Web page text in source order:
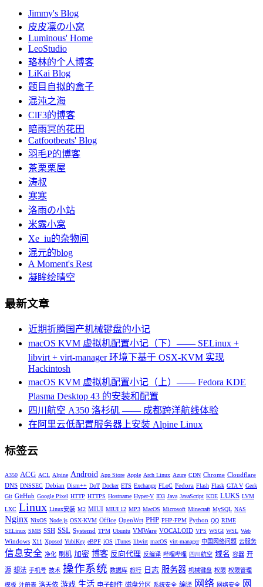
Jimmy's Blog
皮皮凛の小窝
Luminous' Home
LeoStudio
珞林的个人博客
LiKai Blog
题目自拟的盒子
混沌之海
ClF3的博客
暗雨冥的花田
Catfootbeats' Blog
羽毛P的博客
茶栗栗屋
涛叔
寒寒
洛雨の小站
米露小窝
Xe_iu的杂物间
混元的blog
A Moment's Rest
凝眸绘晴空
最新文章
近期折腾国产机械键盘的小记
macOS KVM 虚拟机配置小记（下）—— SELinux +
libvirt + virt-manager 环境下基于 OSX-KVM 实现
Hackintosh
macOS KVM 虚拟机配置小记（上）—— Fedora KDE
Plasma Desktop 43 的安装和配置
四川航空 A350 洛杉矶 —— 成都跨洋航线体验
在阿里云低配置服务器上安装 Alpine Linux
标签云
A350 ACG ACL Alpine Android App Store Apple Arch Linux Azure CDN Chrome Cloudflare
DNS DNSSEC Debian Dism++ DoT Docker ETS Exchange FLoC Fedora Flash Flask GTA V Geek
Git GitHub Google Pixel HTTP HTTPS Hostname Hyper-V ID3 Java JavaScript KDE LUKS LVM
LXC Linux Linux安装 M2 MIUI MIUI 12 MP3 MacOS Microsoft Minecraft MySQL NAS
Nginx NixOS Node.js OSX-KVM Office OpenWrt PHP PHP-FPM Python QQ RIME
SELinux SMB SSH SSL Systemd TPM Ubuntu VMWare VOCALOID VPS WSGI WSL Web
Windows X11 Xposed YubiKey eBPF iOS iTunes libvirt macOS virt-manager 中国网络问题 云服务
信息安全 净化 刷机 加密 博客 反向代理 反编译 哔哩哔哩 四川航空 域名 容器 开
源 想法 手机号 技术 操作系统 数据库 旅行 日志 服务器 机械键盘 权限 权限管理
模板 注册表 洛天依 游戏 生活 电子邮件 磁盘分区 系统安全 编译 网络 网络安全
网